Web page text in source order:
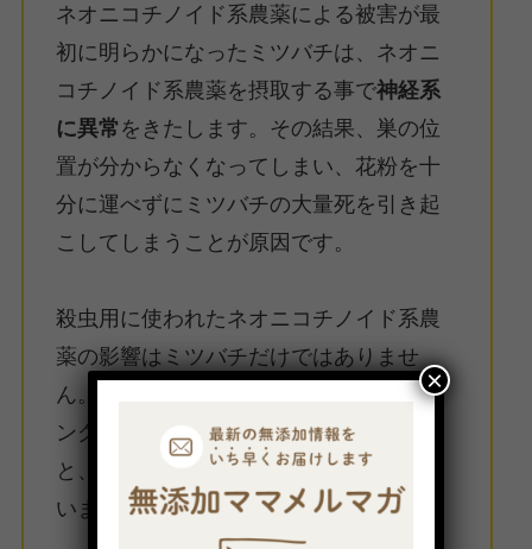
ネオニコチノイド系農薬による被害が最
初に明らかになったミツバチは、ネオニ
コチノイド系農薬を摂取する事で神経系
に異常 をきたします。その結果、巣の位
置が分からなくなってしまい、花粉を十
分に運べずにミツバチの大量死を引き起
こしてしまうことが原因です。
殺虫用に使われたネオニコチノイド系農
薬の影響はミツバチだけではありませ
ん。ネオニコチノイド系農薬でコーティ
ングされた種子を鳥がつついて食べる
と、死に至ってしまう事例も報告されて
います。
×